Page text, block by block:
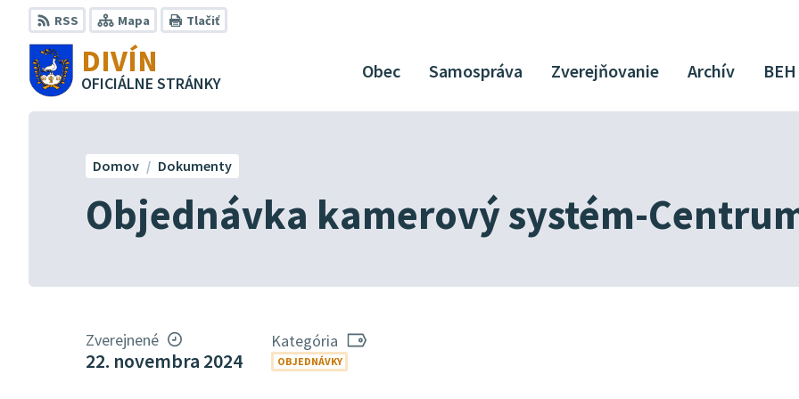
Preskočiť
na
obsah
RSS Mapa Tlačiť
DIVÍN
OFICIÁLNE STRÁNKY
Obec Samospráva Zverejňovanie Archív BEH
Objednávka kamerový systém-
Domov Dokumenty
Zverejnené
22. novembra 2024
Kategória
OBJEDNÁVKY